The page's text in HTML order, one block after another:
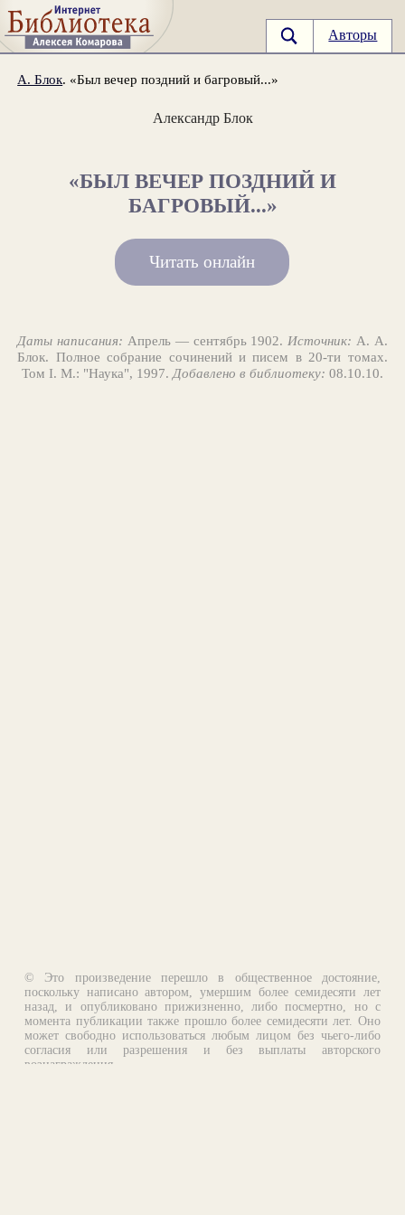
Авторы
А. Блок. «Был вечер поздний и багровый...»
Александр Блок
«БЫЛ ВЕЧЕР ПОЗДНИЙ И
БАГРОВЫЙ...»
Читать онлайн
Даты написания: Апрель — сентябрь 1902.Источник: А. А.
Блок. Полное собрание сочинений и писем в 20-ти томах.
Том I. М.: "Наука", 1997.Добавлено в библиотеку: 08.10.10.
© Это произведение перешло в общественное достояние,
поскольку написано автором, умершим более семидесяти лет
назад, и опубликовано прижизненно, либо посмертно, но с
момента публикации также прошло более семидесяти лет. Оно
может свободно использоваться любым лицом без чьего-либо
согласия или разрешения и без выплаты авторского
вознаграждения.